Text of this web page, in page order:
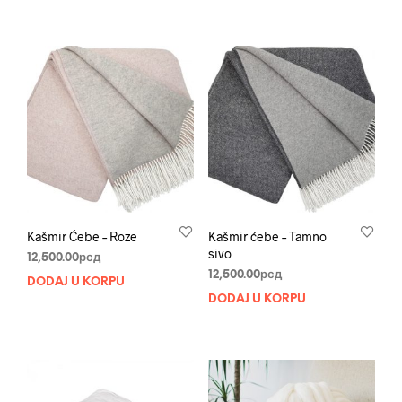
Kašmir Ćebe – Roze
12,500.00рсд
DODAJ U KORPU
Kašmir ćebe – Tamno
sivo
12,500.00рсд
DODAJ U KORPU